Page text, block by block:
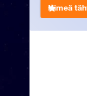
Nimeä